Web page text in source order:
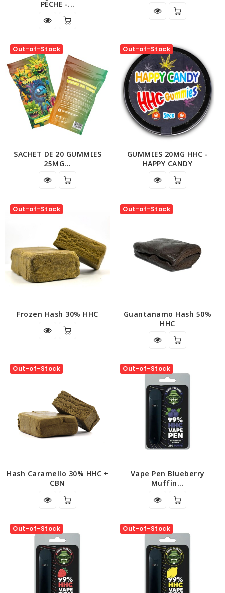
PÊCHE -...
Out-of-Stock
SACHET DE 20 GUMMIES
25MG...
Out-of-Stock
GUMMIES 20MG HHC -
HAPPY CANDY
Out-of-Stock
Frozen Hash 30% HHC
Out-of-Stock
Guantanamo Hash 50%
HHC
Out-of-Stock
Hash Caramello 30% HHC +
CBN
Out-of-Stock
Vape Pen Blueberry
Muffin...
Out-of-Stock Out-of-Stock